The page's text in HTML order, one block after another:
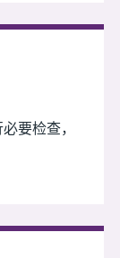
要检查，